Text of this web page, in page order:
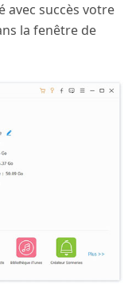
avec succès votre
la fenêtre de